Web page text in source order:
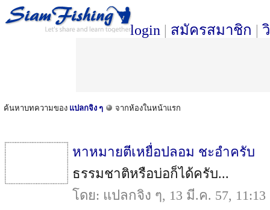
login | สมัครสมาชิก |
ค้นหาบทความของ แปลกจิง ๆ จากห้องในหน้าแรก
หาหมายตีเหยื่อปลอม ชะอำครับ
ธรรมชาติหรือบ่อก็ได้ครับ...
โดย: แปลกจิง ๆ, 13 มี.ค. 57, 11:13